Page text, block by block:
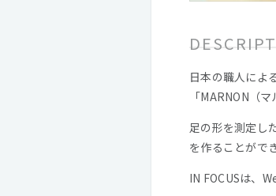
日本の職人によ
「MARNON（
足の形を測定し
を作ることがで
IN FOCUSは、